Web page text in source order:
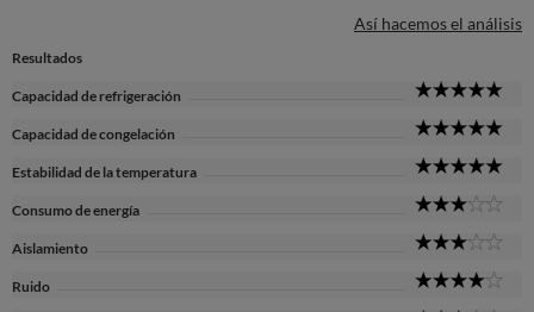
Así hacemos el análisis
Resultados
Capacidad de refrigeración
Capacidad de congelación
Estabilidad de la temperatura
Consumo de energía
Aislamiento
Ruido